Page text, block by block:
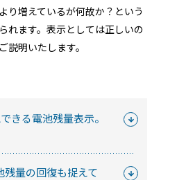
り増えているが何故か？という
れます。表示としては正しいの
説明いたします。
きる電池残量表示。
量の回復も捉えて
機能
って何が